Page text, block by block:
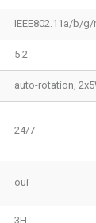
IEEE802.11a/b/
5.2
auto-rotation,
24/7
oui
3H